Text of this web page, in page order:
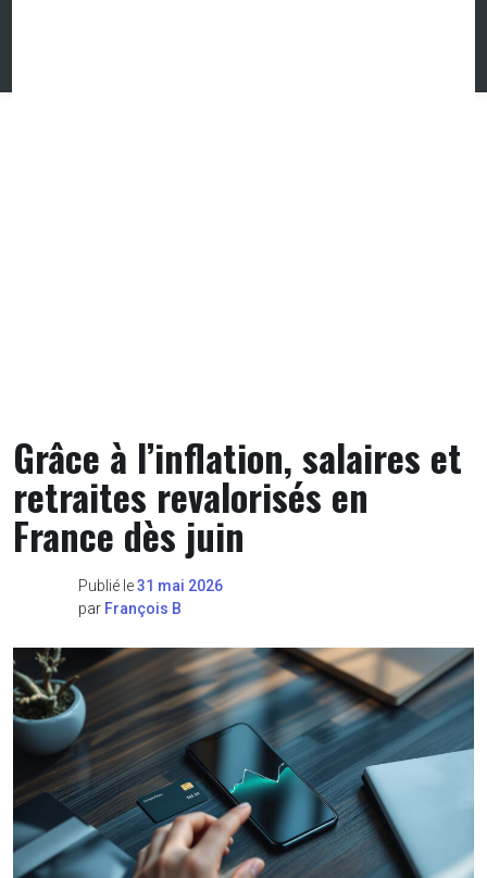
Grâce à l’inflation, salaires et
retraites revalorisés en
France dès juin
Publié le31 mai 2026
par François B